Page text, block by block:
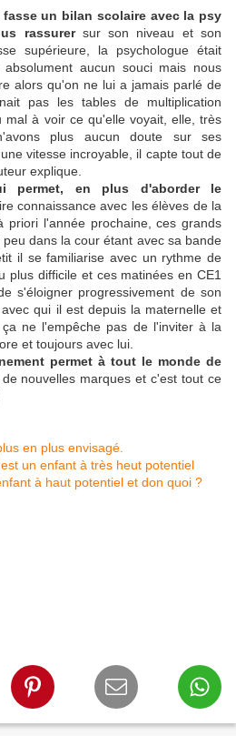
un bilan scolaire avec la psy
rassurersur son niveau et son
supérieure, la psychologue était
aucun souci mais nous
alors qu'on ne lui a jamais parlé de
pas les tables de multiplication
mal à voir ce qu'elle voyait, elle, très
plus aucun doute sur ses
vitesse incroyable, il capte tout de
explique.
permet, en plus d'aborder le
connaissance avec les élèves de la
priori l'année prochaine, ces grands
dans la cour étant avec sa bande
il se familiarise avec un rythme de
plus difficile et ces matinées en CE1
s'éloigner progressivement de son
qui il est depuis la maternelle et
ne l'empêche pas de l'inviter à la
et toujours avec lui.
permet à tout le monde de
nouvelles marques et c'est tout ce
en plus envisagé.
un enfant à très heut potentiel
à haut potentiel et don quoi ?